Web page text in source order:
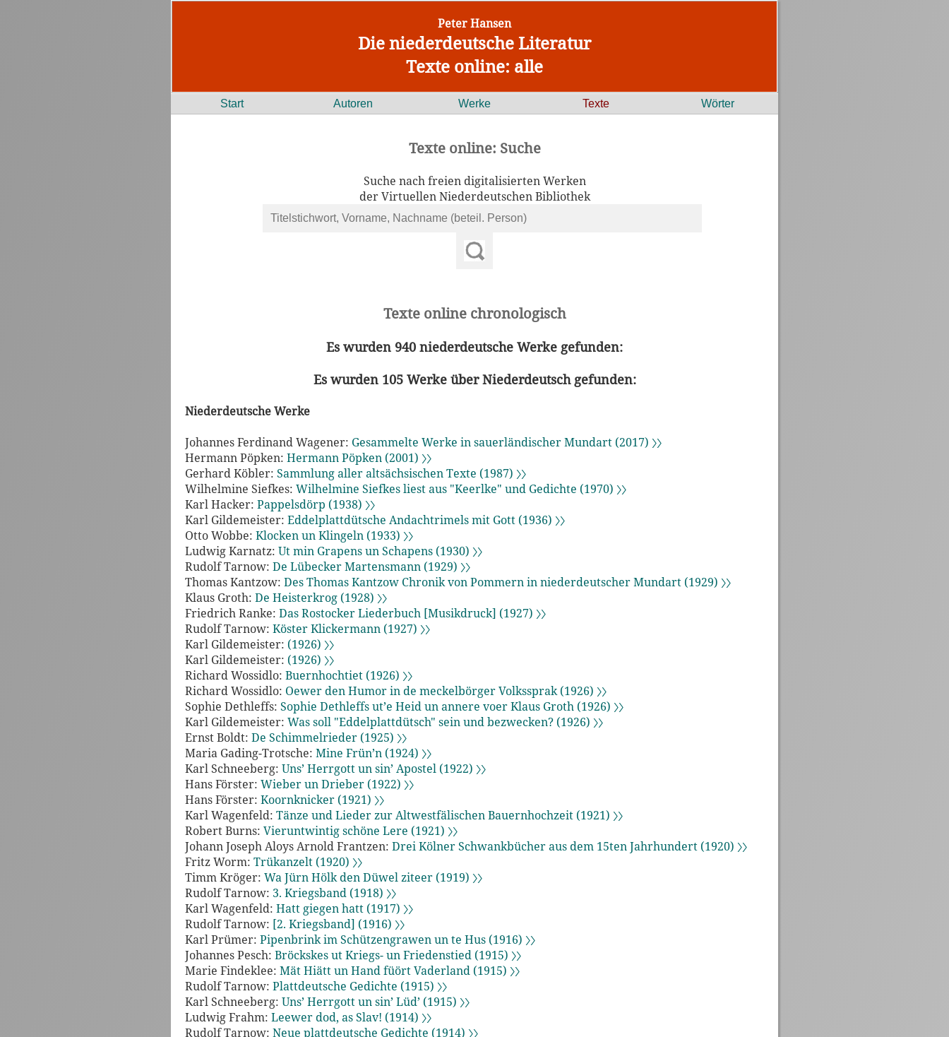
Peter Hansen
Die niederdeutsche Literatur
Texte online: alle
Start Autoren Werke Texte Wörter
Texte online: Suche
Suche nach freien digitalisierten Werken
der Virtuellen Niederdeutschen Bibliothek
Texte online chronologisch
Es wurden 940 niederdeutsche Werke gefunden:
Es wurden 105 Werke über Niederdeutsch gefunden:
Niederdeutsche Werke
Johannes Ferdinand Wagener: Gesammelte Werke in sauerländischer Mundart (2017) 〉〉
Hermann Pöpken: Hermann Pöpken (2001) 〉〉
Gerhard Köbler: Sammlung aller altsächsischen Texte (1987) 〉〉
Wilhelmine Siefkes: Wilhelmine Siefkes liest aus "Keerlke" und Gedichte (1970) 〉〉
Karl Hacker: Pappelsdörp (1938) 〉〉
Karl Gildemeister: Eddelplattdütsche Andachtrimels mit Gott (1936) 〉〉
Otto Wobbe: Klocken un Klingeln (1933) 〉〉
Ludwig Karnatz: Ut min Grapens un Schapens (1930) 〉〉
Rudolf Tarnow: De Lübecker Martensmann (1929) 〉〉
Thomas Kantzow: Des Thomas Kantzow Chronik von Pommern in niederdeutscher Mundart (1929) 〉〉
Klaus Groth: De Heisterkrog (1928) 〉〉
Friedrich Ranke: Das Rostocker Liederbuch [Musikdruck] (1927) 〉〉
Rudolf Tarnow: Köster Klickermann (1927) 〉〉
Karl Gildemeister: (1926) 〉〉
Karl Gildemeister: (1926) 〉〉
Richard Wossidlo: Buernhochtiet (1926) 〉〉
Richard Wossidlo: Oewer den Humor in de meckelbörger Volkssprak (1926) 〉〉
Sophie Dethleffs: Sophie Dethleffs ut’e Heid un annere voer Klaus Groth (1926) 〉〉
Karl Gildemeister: Was soll "Eddelplattdütsch" sein und bezwecken? (1926) 〉〉
Ernst Boldt: De Schimmelrieder (1925) 〉〉
Maria Gading-Trotsche: Mine Frün’n (1924) 〉〉
Karl Schneeberg: Uns’ Herrgott un sin’ Apostel (1922) 〉〉
Hans Förster: Wieber un Drieber (1922) 〉〉
Hans Förster: Koornknicker (1921) 〉〉
Karl Wagenfeld: Tänze und Lieder zur Altwestfälischen Bauernhochzeit (1921) 〉〉
Robert Burns: Vieruntwintig schöne Lere (1921) 〉〉
Johann Joseph Aloys Arnold Frantzen: Drei Kölner Schwankbücher aus dem 15ten Jahrhundert (1920) 〉〉
Fritz Worm: Trükanzelt (1920) 〉〉
Timm Kröger: Wa Jürn Hölk den Düwel ziteer (1919) 〉〉
Rudolf Tarnow: 3. Kriegsband (1918) 〉〉
Karl Wagenfeld: Hatt giegen hatt (1917) 〉〉
Rudolf Tarnow: [2. Kriegsband] (1916) 〉〉
Karl Prümer: Pipenbrink im Schützengrawen un te Hus (1916) 〉〉
Johannes Pesch: Bröckskes ut Kriegs- un Friedenstied (1915) 〉〉
Marie Findeklee: Mät Hiätt un Hand füört Vaderland (1915) 〉〉
Rudolf Tarnow: Plattdeutsche Gedichte (1915) 〉〉
Karl Schneeberg: Uns’ Herrgott un sin’ Lüd’ (1915) 〉〉
Ludwig Frahm: Leewer dod, as Slav! (1914) 〉〉
Rudolf Tarnow: Neue plattdeutsche Gedichte (1914) 〉〉